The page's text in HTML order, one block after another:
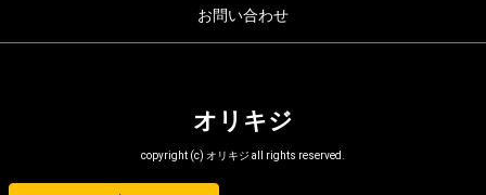
お問い合わせ
オリキジ
copyright (c) オリキジ all rights reserved.